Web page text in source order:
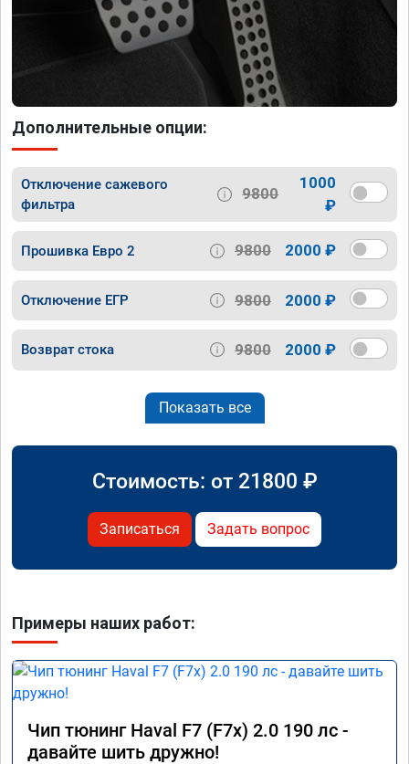
Дополнительные опции:
Отключение сажевого
фильтра
9800
1000
₽
Прошивка Евро 2 9800 2000 ₽
Отключение ЕГР 9800 2000 ₽
Возврат стока 9800 2000 ₽
Показать все
Стоимость: от 21800 ₽
Записаться Задать вопрос
Примеры наших работ:
Чип тюнинг Haval F7 (F7x) 2.0 190 лс -
давайте шить дружно!